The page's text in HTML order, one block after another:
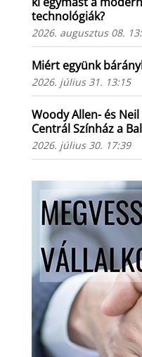
technológiák?
2026. augusztus 08.
Miért együnk
2026. július 31. 13:15
Woody Allen- és
Centrál Színház a
2026. július 30. 17:39